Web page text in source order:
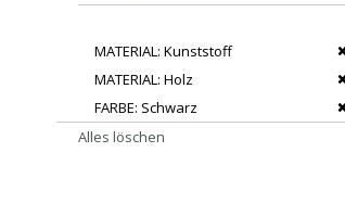
MATERIAL Kunststoff
MATERIAL Holz
FARBE Schwarz
Alles löschen